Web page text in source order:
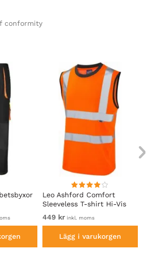
conformity
Leo Ashford Comfort
Sleeveless T-shirt Hi-Vis
Orange
449 kr inkl. moms
Lägg i varukorgen